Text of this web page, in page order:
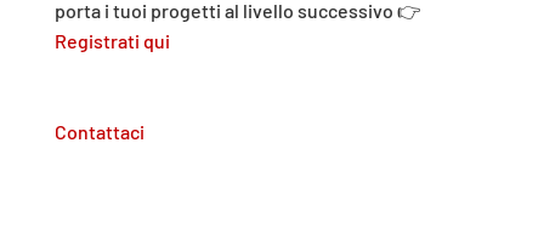
porta i tuoi progetti al livello successivo 👉
Registrati qui
Contattaci